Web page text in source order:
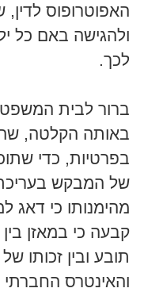
האפוטרופוס
ולהגישה באם כל
לכך.
ברור לבית המשפט,
באותה הקלטה,
בפרטיות, כדי
של המבקש בעריכת
מהימנותו כי דאג
קבעה כי במאזן
תובע ובין זכותו
והאינטרס